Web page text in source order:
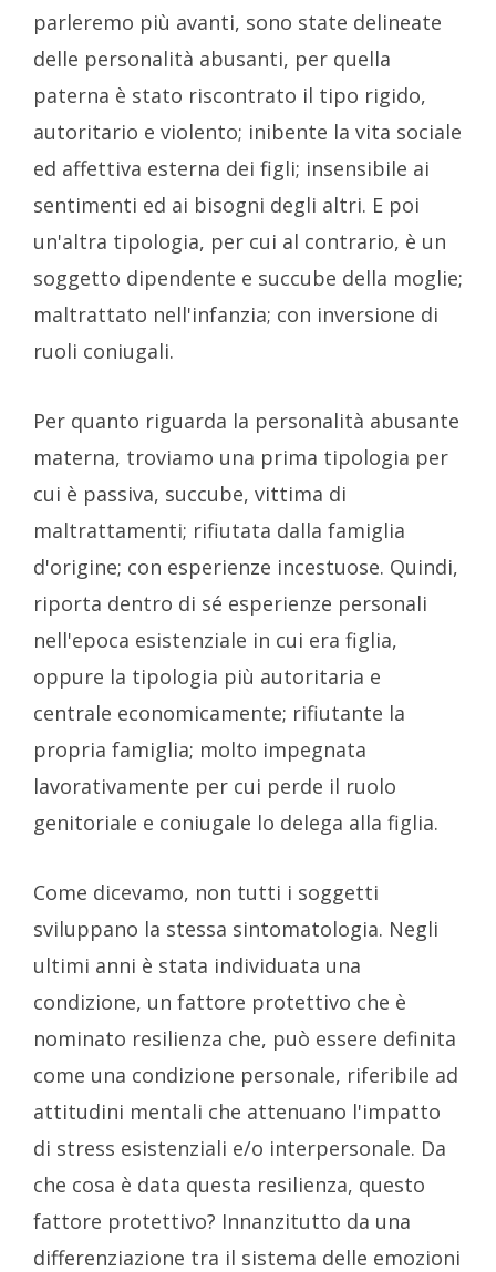
parleremo più avanti, sono state delineate
delle personalità abusanti, per quella
paterna è stato riscontrato il tipo rigido,
autoritario e violento; inibente la vita sociale
ed affettiva esterna dei figli; insensibile ai
sentimenti ed ai bisogni degli altri. E poi
un'altra tipologia, per cui al contrario, è un
soggetto dipendente e succube della moglie;
maltrattato nell'infanzia; con inversione di
ruoli coniugali.
Per quanto riguarda la personalità abusante
materna, troviamo una prima tipologia per
cui è passiva, succube, vittima di
maltrattamenti; rifiutata dalla famiglia
d'origine; con esperienze incestuose. Quindi,
riporta dentro di sé esperienze personali
nell'epoca esistenziale in cui era figlia,
oppure la tipologia più autoritaria e
centrale economicamente; rifiutante la
propria famiglia; molto impegnata
lavorativamente per cui perde il ruolo
genitoriale e coniugale lo delega alla figlia.
Come dicevamo, non tutti i soggetti
sviluppano la stessa sintomatologia. Negli
ultimi anni è stata individuata una
condizione, un fattore protettivo che è
nominato resilienza che, può essere definita
come una condizione personale, riferibile ad
attitudini mentali che attenuano l'impatto
di stress esistenziali e/o interpersonale. Da
che cosa è data questa resilienza, questo
fattore protettivo? Innanzitutto da una
differenziazione tra il sistema delle emozioni